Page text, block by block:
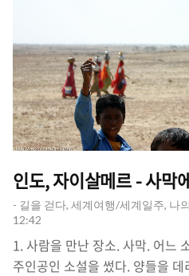
쉬운 것은 아니다. 하지만 한편
곳'에서 우리는 ..
인도, 자이살메르 - 사막
- 길을 걷다, 세계여행/세계일주, 나
12:42
1. 사람을 만난 장소. 사막. 어느
주인공인 소설을 썼다. 양들을